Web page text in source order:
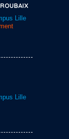
Lille
Lille